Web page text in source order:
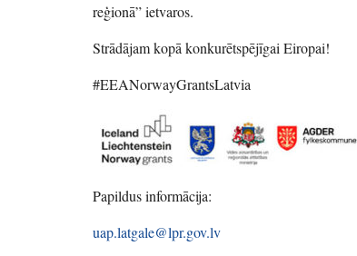
reģionā” ietvaros.
Strādājam kopā konkurētspējīgai Eiropai!
#EEANorwayGrantsLatvia
Papildus informācija:
uap.latgale@lpr.gov.lv